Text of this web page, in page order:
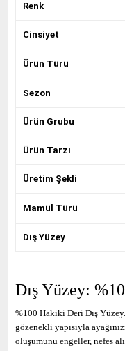
Renk
Cinsiyet
Ürün Türü
Sezon
Ürün Grubu
Ürün Tarzı
Üretim Şekli
Mamül Türü
Dış Yüzey
Dış Yüzey:
%100 Hakiki Deri Dış
gözenekli yapısıyla
oluşumunu engeller, nefes